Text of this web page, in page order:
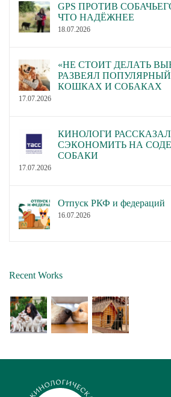
GPS ПРОТИВ
ЧТО НАДЁЖНЕЕ
18.07.2026
«НЕ СТОИТ ДЕЛАТЬ
РАЗВЕЯЛ
КОШКАХ И СОБАКАХ
17.07.2026
КИНОЛОГИ
СЭКОНОМИТЬ НА
СОБАКИ
17.07.2026
Отпуск РКФ и федераций
16.07.2026
Recent Works